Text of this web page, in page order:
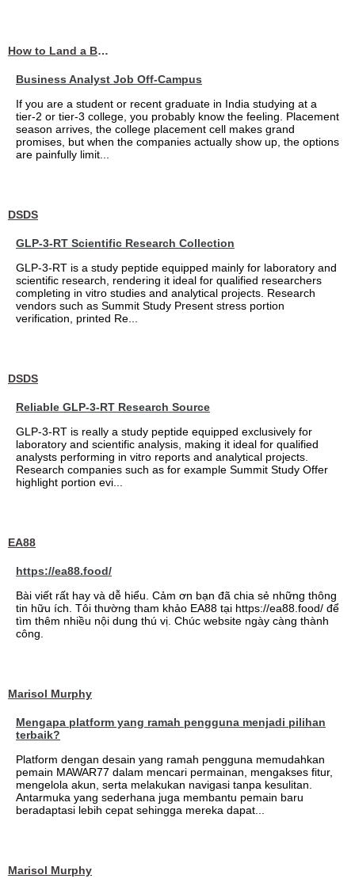
How to Land a Business Analyst Job Off-Campus When Your College Has Zero Tech Connections
Business Analyst Job Off-Campus
If you are a student or recent graduate in India studying at a
tier-2 or tier-3 college, you probably know the feeling. Placement
season arrives, the college placement cell makes grand
promises, but when the companies actually show up, the options
are painfully limit...
DSDS
GLP-3-RT Scientific Research Collection
GLP-3-RT is a study peptide equipped mainly for laboratory and
scientific research, rendering it ideal for qualified researchers
completing in vitro studies and analytical projects. Research
vendors such as Summit Study Present stress portion
verification, printed Re...
DSDS
Reliable GLP-3-RT Research Source
GLP-3-RT is really a study peptide equipped exclusively for
laboratory and scientific analysis, making it ideal for qualified
analysts performing in vitro reports and analytical projects.
Research companies such as for example Summit Study Offer
highlight portion evi...
EA88
https://ea88.food/
Bài viết rất hay và dễ hiểu. Cảm ơn bạn đã chia sẻ những thông
tin hữu ích. Tôi thường tham khảo EA88 tại https://ea88.food/ để
tìm thêm nhiều nội dung thú vị. Chúc website ngày càng thành
công.
Marisol Murphy
Mengapa platform yang ramah pengguna menjadi pilihan
terbaik?
Platform dengan desain yang ramah pengguna memudahkan
pemain MAWAR77 dalam mencari permainan, mengakses fitur,
mengelola akun, serta melakukan navigasi tanpa kesulitan.
Antarmuka yang sederhana juga membantu pemain baru
beradaptasi lebih cepat sehingga mereka dapat...
Marisol Murphy